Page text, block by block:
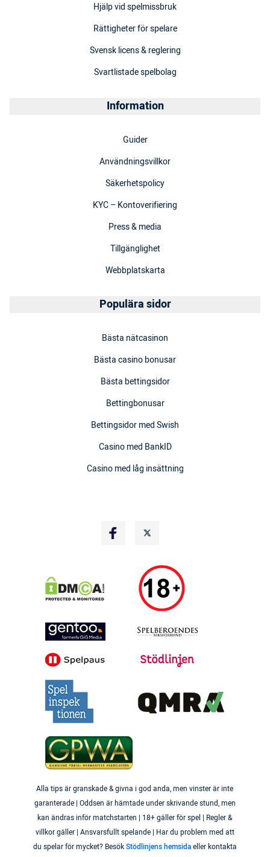
Hjälp vid spelmissbruk
Rättigheter för spelare
Svensk licens & reglering
Svartlistade spelbolag
Information
Guider
Användningsvillkor
Säkerhetspolicy
KYC – Kontoverifiering
Press & media
Tillgänglighet
Webbplatskarta
Populära sidor
Bästa nätcasinon
Bästa casino bonusar
Bästa bettingsidor
Bettingbonusar
Bettingsidor med Swish
Casino med BankID
Casino med låg insättning
Alla tips är granskade & givna i god anda, men vinster är inte
garanterade | Oddsen är hämtade under skrivande stund, men
kan ändras inför matchstarten | 18+ gäller för spel | Regler &
villkor gäller | Ansvarsfullt spelande | Har du problem med att
du spelar för mycket? BesökStödlinjens hemsidaeller kontakta